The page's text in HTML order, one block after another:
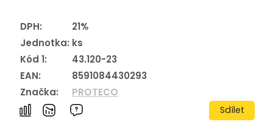
DPH:
21%
Jednotka: ks
Kód 1:
43.120-23
EAN:
8591084430293
Značka:
PROTECO
Sdílet